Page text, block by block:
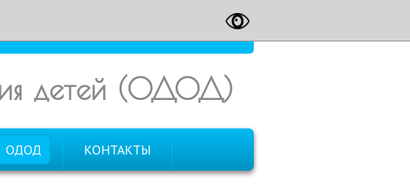
детей (ОДОД)
ОДОД КОНТАКТЫ